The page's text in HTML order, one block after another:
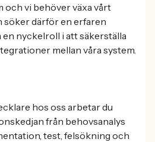
vi behöver växa vårt
söker därför en erfaren
nyckelroll i att säkerställa
mellan våra system.
hos oss arbetar du
från behovsanalys
test, felsökning och